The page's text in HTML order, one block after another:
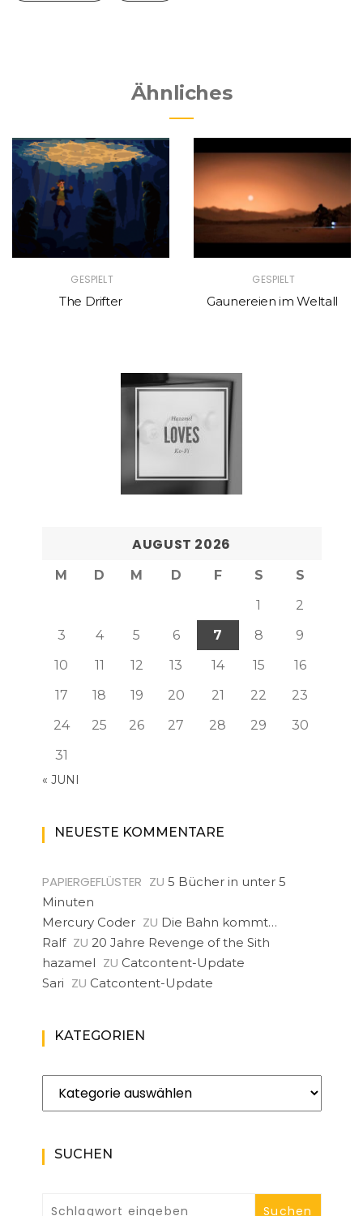
Ähnliches
GESPIELT
The Drifter
GESPIELT
Gaunereien im Weltall
AUGUST 2026
M D M D F S
S
1
2
3
4 5 6 7 8
9
10
11 12 13 14 15
16
17
18 19 20 21 22
23
24
25 26 27 28 29
30
31
« JUNI
NEUESTE KOMMENTARE
PAPIERGEFLÜSTER ZU 5 Bücher in unter 5
Minuten
Mercury Coder ZU Die Bahn kommt…
Ralf ZU 20 Jahre Revenge of the Sith
hazamel ZU Catcontent-Update
Sari ZU Catcontent-Update
KATEGORIEN
Kategorien
SUCHEN